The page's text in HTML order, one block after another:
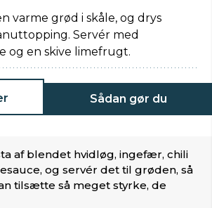
varme grød i skåle, og drys
Servér med
og en skive limefrugt.
Sådan gør du
af blendet hvidløg, ingefær, chili
og servér det til grøden, så
tilsætte så meget styrke, de